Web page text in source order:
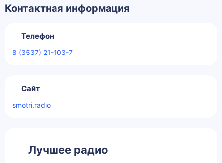
Контактная информация
Телефон
8 (3537) 21-103-7
Сайт
smotri.radio
Лучшее радио